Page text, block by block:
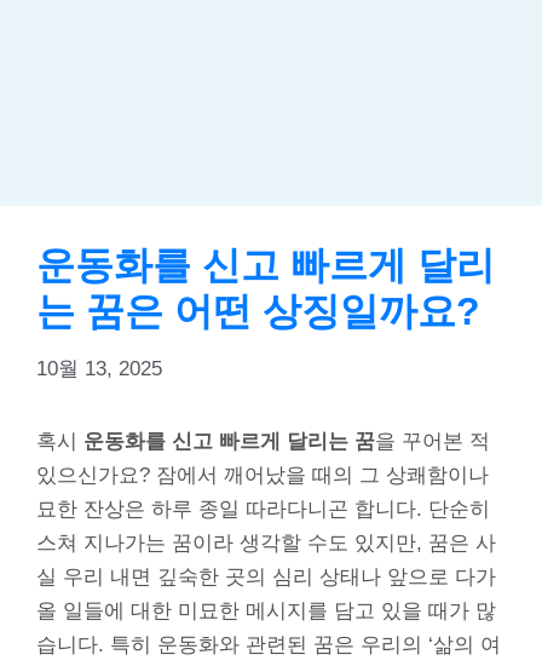
운동화를 신고 빠르게 달리
는 꿈은 어떤 상징일까요?
10월 13, 2025
혹시 운동화를 신고 빠르게 달리는 꿈을 꾸어본 적
있으신가요? 잠에서 깨어났을 때의 그 상쾌함이나
묘한 잔상은 하루 종일 따라다니곤 합니다. 단순히
스쳐 지나가는 꿈이라 생각할 수도 있지만, 꿈은 사
실 우리 내면 깊숙한 곳의 심리 상태나 앞으로 다가
올 일들에 대한 미묘한 메시지를 담고 있을 때가 많
습니다. 특히 운동화와 관련된 꿈은 우리의 ‘삶의 여